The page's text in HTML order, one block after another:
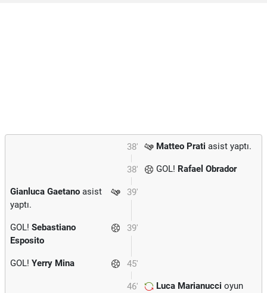
38' Matteo Prati asist yaptı.
38' GOL! Rafael Obrador
39'
Gianluca Gaetano asist
yaptı.
39'
GOL! Sebastiano
Esposito
45'
GOL! Yerry Mina
46' Luca Marianucci oyun